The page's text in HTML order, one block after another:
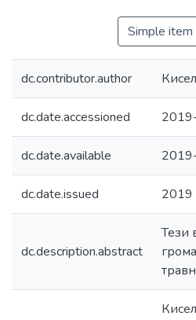
Simple item
dc.contributor.author
dc.date.accessioned
dc.date.available
dc.date.issued 2019
dc.description.abstract
Тези